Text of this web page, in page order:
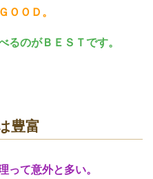
ＯＯＤ。
るのがＢＥＳＴです。
豊富
って意外と多い。